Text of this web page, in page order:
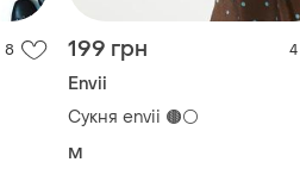
8 199 грн 4
Envii
Сукня envii 🟤⚪️
M